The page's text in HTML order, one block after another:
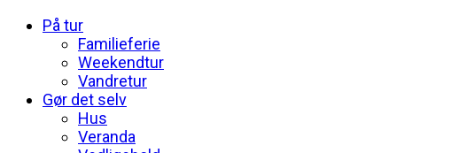
På tur
Familieferie
Weekendtur
Vandretur
Gør det selv
Hus
Veranda